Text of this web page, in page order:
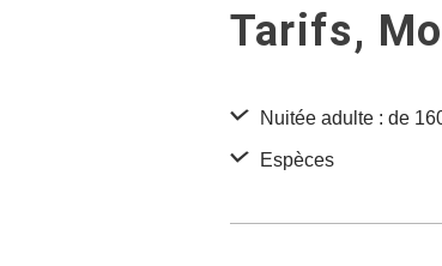
Tarifs,
Nuitée adulte : de
Espèces